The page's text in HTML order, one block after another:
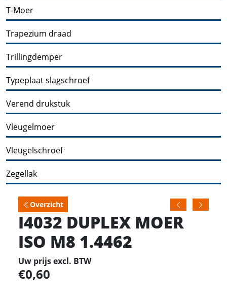
T-Moer
Trapezium draad
Trillingdemper
Typeplaat slagschroef
Verend drukstuk
Vleugelmoer
Vleugelschroef
Zegellak
Overzicht
I4032 DUPLEX MOER
ISO M8 1.4462
Uw prijs excl. BTW
0,60